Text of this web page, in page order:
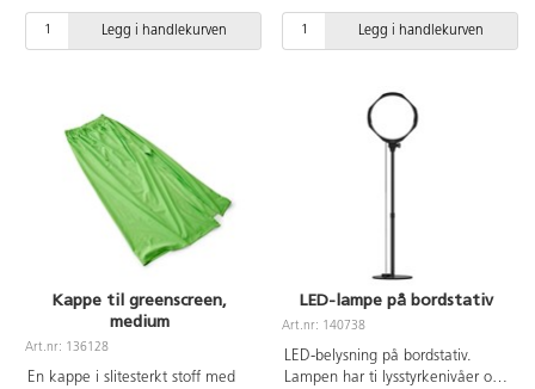
Bare fantasien setter grenser!
Mål: Lengde 94 cm
Legg i handlekurven
Bare fantasien setter grenser!
Mål: Lengde 130 cm
Legg i handlekurven
Kappe til greenscreen,
medium
Art.nr: 136128
En kappe i slitesterkt stoff med
LED-lampe på bordstativ
Art.nr: 140738
LED-belysning på bordstativ.
Lampen har ti lysstyrkenivåer og